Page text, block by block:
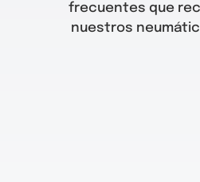
frecuentes que
nuestros